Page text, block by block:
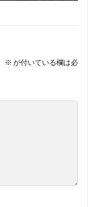
※ が付いている欄は必